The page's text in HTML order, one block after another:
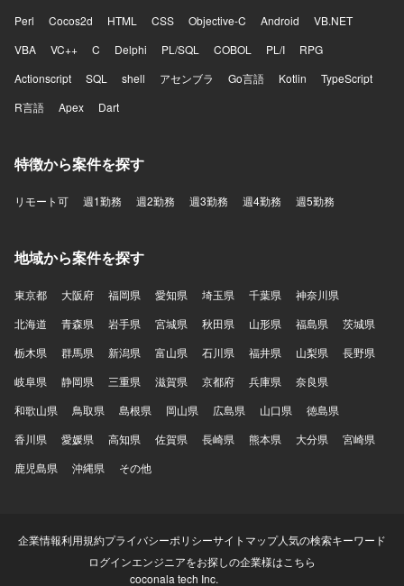
Perl
Cocos2d HTML CSS Objective-C Android
VB.NET
VBA
VC++ C Delphi PL/SQL COBOL PL/I
RPG
Actionscript
SQL shell アセンブラ Go言語 Kotlin
TypeScript
R言語
Apex Dart
特徴から案件を探す
リモート可 週1勤務 週2勤務 週3勤務 週4勤務 週5勤務
地域から案件を探す
東京都 大阪府 福岡県 愛知県 埼玉県 千葉県
神奈川県
北海道
青森県 岩手県 宮城県 秋田県 山形県 福島県
茨城県
栃木県
群馬県 新潟県 富山県 石川県 福井県 山梨県
長野県
岐阜県
静岡県 三重県 滋賀県 京都府 兵庫県
奈良県
和歌山県
鳥取県 島根県 岡山県 広島県 山口県
徳島県
香川県
愛媛県 高知県 佐賀県 長崎県 熊本県 大分県
宮崎県
鹿児島県
沖縄県 その他
企業情報利用規約プライバシーポリシーサイトマップ人気の検索キーワード
ログインエンジニアをお探しの企業様はこちら
coconala tech Inc.